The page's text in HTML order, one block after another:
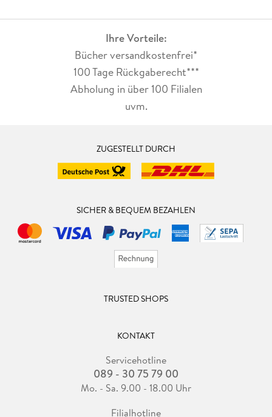
Ihre Vorteile:
Bücher versandkostenfrei*
100 Tage Rückgaberecht***
Abholung in über 100 Filialen
uvm.
ZUGESTELLT DURCH
SICHER & BEQUEM BEZAHLEN
TRUSTED SHOPS
KONTAKT
Servicehotline
089 - 30 75 79 00
Mo. - Sa. 9.00 - 18.00 Uhr
Filialhotline